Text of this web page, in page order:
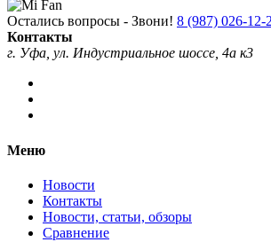
Остались вопросы - Звони! 8 (987) 026-12-
Контакты
г. Уфа, ул. Индустриальное шоссе, 4а к3
Меню
Новости
Контакты
Новости, статьи, обзоры
Сравнение